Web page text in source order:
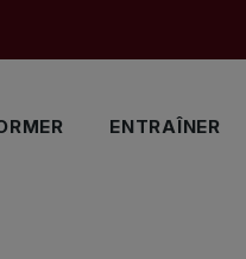
ENTRAÎNER